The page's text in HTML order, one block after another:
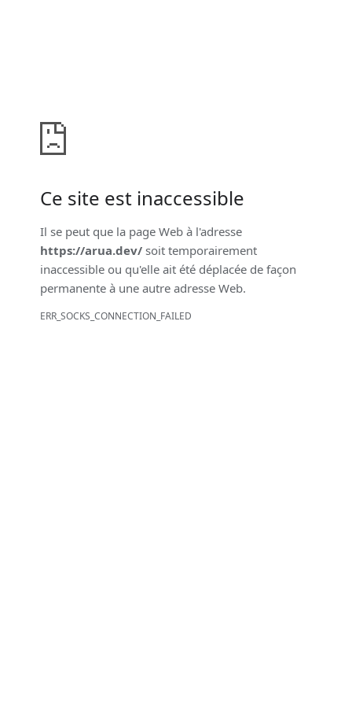
Ce site est inaccessible
Il se peut que la page Web à l'adresse
https://arua.dev/ soit temporairement
inaccessible ou qu'elle ait été déplacée de façon
permanente à une autre adresse Web.
ERR_SOCKS_CONNECTION_FAILED